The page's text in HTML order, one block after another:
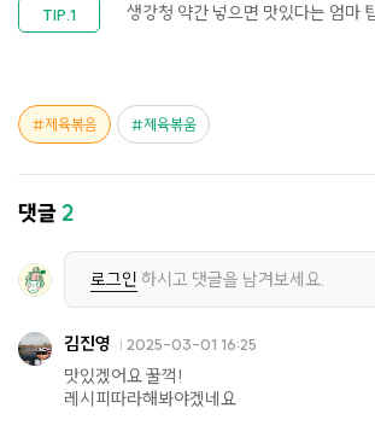
생강청 약간 넣으면 맛있다는 엄마
제육볶음 제육볶움
댓글2
로그인 하시고 댓글을 남겨보세요.
김진영 2025-03-01 16:25
맛있겠어요 꿀꺽!
레시피따라해봐야겠네요